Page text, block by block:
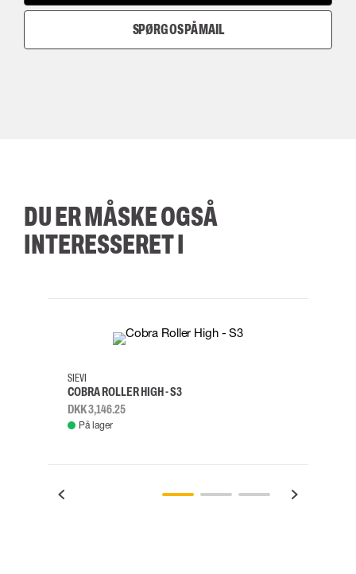
SPØRG OS PÅ MAIL
DU ER MÅSKE OGSÅ
INTERESSERET I
38
SIEVI
COBRA ROLLER HIGH - S3
DKK 3,146.25
På lager